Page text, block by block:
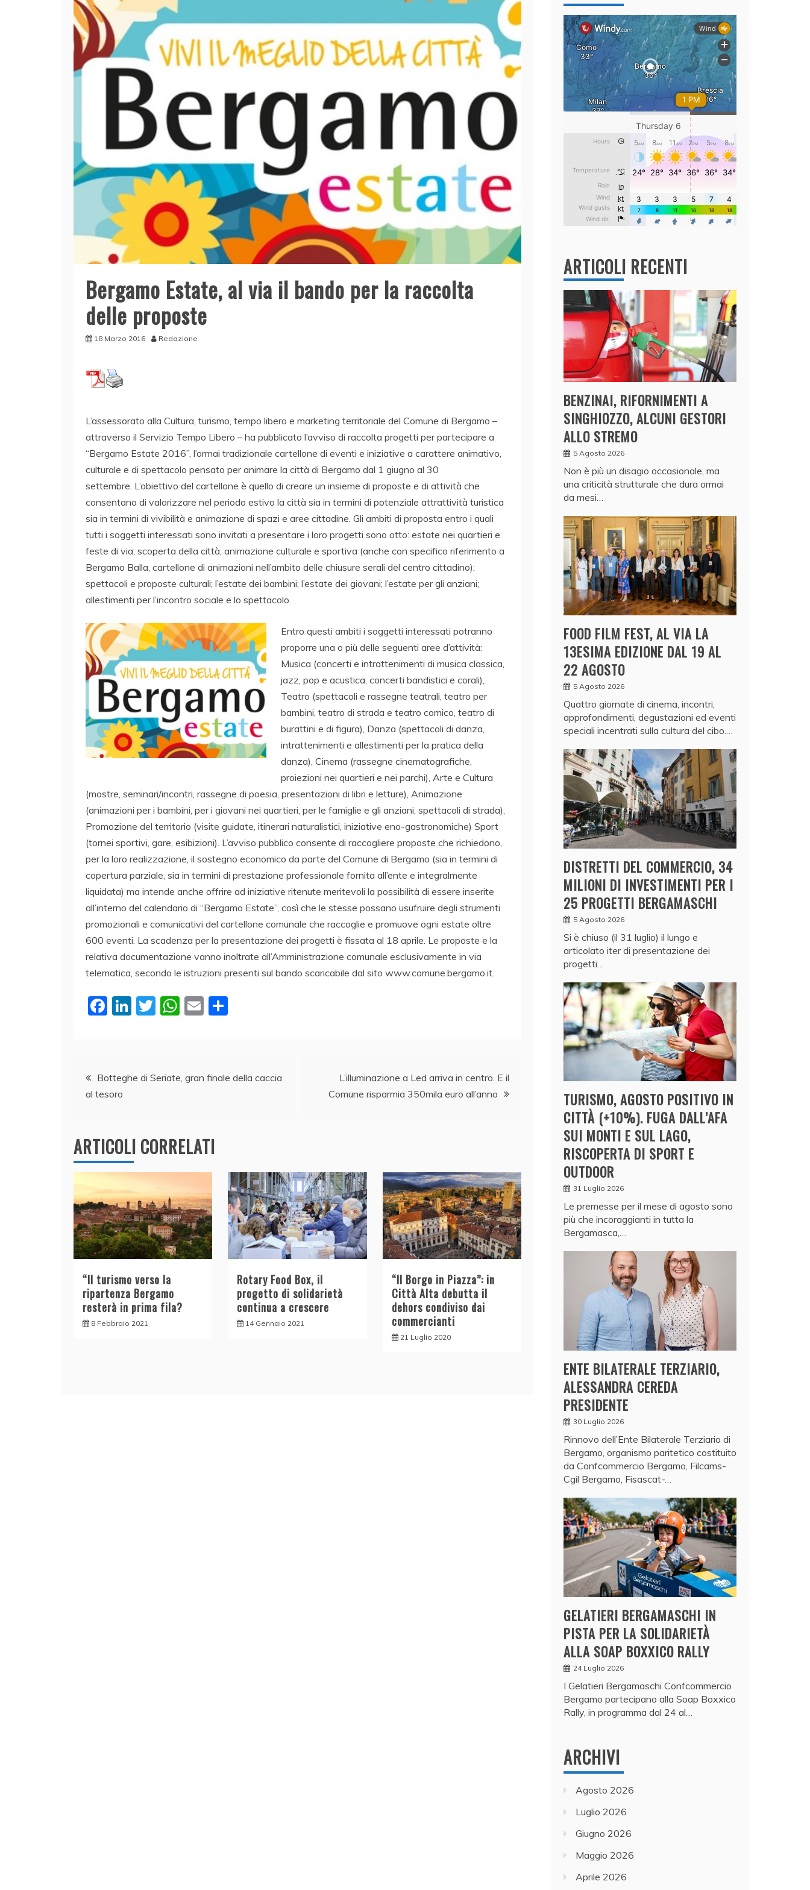
Bergamo Estate, al via il bando per la raccolta
delle proposte
18 Marzo 2016 Redazione
L’assessorato alla Cultura, turismo, tempo libero e marketing territoriale del Comune di Bergamo –
attraverso il Servizio Tempo Libero – ha pubblicato l’avviso di raccolta progetti per partecipare a
“Bergamo Estate 2016”, l’ormai tradizionale cartellone di eventi e iniziative a carattere animativo,
culturale e di spettacolo pensato per animare la città di Bergamo dal 1 giugno al 30
settembre. L’obiettivo del cartellone è quello di creare un insieme di proposte e di attività che
consentano di valorizzare nel periodo estivo la città sia in termini di potenziale attrattività turistica
sia in termini di vivibilità e animazione di spazi e aree cittadine. Gli ambiti di proposta entro i quali
tutti i soggetti interessati sono invitati a presentare i loro progetti sono otto: estate nei quartieri e
feste di via; scoperta della città; animazione culturale e sportiva (anche con specifico riferimento a
Bergamo Balla, cartellone di animazioni nell’ambito delle chiusure serali del centro cittadino);
spettacoli e proposte culturali; l’estate dei bambini; l’estate dei giovani; l’estate per gli anziani;
allestimenti per l’incontro sociale e lo spettacolo.
Entro questi ambiti i soggetti interessati potranno
proporre una o più delle seguenti aree d’attività:
Musica (concerti e intrattenimenti di musica classica,
jazz, pop e acustica, concerti bandistici e corali),
Teatro (spettacoli e rassegne teatrali, teatro per
bambini, teatro di strada e teatro comico, teatro di
burattini e di figura), Danza (spettacoli di danza,
intrattenimenti e allestimenti per la pratica della
danza), Cinema (rassegne cinematografiche,
proiezioni nei quartieri e nei parchi), Arte e Cultura
(mostre, seminari/incontri, rassegne di poesia, presentazioni di libri e letture), Animazione
(animazioni per i bambini, per i giovani nei quartieri, per le famiglie e gli anziani, spettacoli di strada),
Promozione del territorio (visite guidate, itinerari naturalistici, iniziative eno-gastronomiche) Sport
(tornei sportivi, gare, esibizioni). L’avviso pubblico consente di raccogliere proposte che richiedono,
per la loro realizzazione, il sostegno economico da parte del Comune di Bergamo (sia in termini di
copertura parziale, sia in termini di prestazione professionale fornita all’ente e integralmente
liquidata) ma intende anche offrire ad iniziative ritenute meritevoli la possibilità di essere inserite
all’interno del calendario di “Bergamo Estate”, così che le stesse possano usufruire degli strumenti
promozionali e comunicativi del cartellone comunale che raccoglie e promuove ogni estate oltre
600 eventi. La scadenza per la presentazione dei progetti è fissata al 18 aprile. Le proposte e la
relativa documentazione vanno inoltrate all’Amministrazione comunale esclusivamente in via
telematica, secondo le istruzioni presenti sul bando scaricabile dal sito www.comune.bergamo.it.
F
b
o
k
Li
dI
T
W
A
E
vi
Navigazione
articoli
Botteghe di Seriate, gran finale della caccia
al tesoro
L’illuminazione a Led arriva in centro. E il
Comune risparmia 350mila euro all’anno
ARTICOLI CORRELATI
“Il turismo verso la
ripartenza Bergamo
resterà in prima fila?
8 Febbraio 2021
Rotary Food Box, il
progetto di solidarietà
continua a crescere
14 Gennaio 2021
“Il Borgo in Piazza”: in
Città Alta debutta il
dehors condiviso dai
commercianti
21 Luglio 2020
ARTICOLI RECENTI
BENZINAI, RIFORNIMENTI A
SINGHIOZZO, ALCUNI GESTORI
ALLO STREMO
5 Agosto 2026
Non è più un disagio occasionale, ma
una criticità strutturale che dura ormai
da mesi…
FOOD FILM FEST, AL VIA LA
13ESIMA EDIZIONE DAL 19 AL
22 AGOSTO
5 Agosto 2026
Quattro giornate di cinema, incontri,
approfondimenti, degustazioni ed eventi
speciali incentrati sulla cultura del cibo.…
DISTRETTI DEL COMMERCIO, 34
MILIONI DI INVESTIMENTI PER I
25 PROGETTI BERGAMASCHI
5 Agosto 2026
Si è chiuso (il 31 luglio) il lungo e
articolato iter di presentazione dei
progetti…
TURISMO, AGOSTO POSITIVO IN
CITTÀ (+10%). FUGA DALL’AFA
SUI MONTI E SUL LAGO,
RISCOPERTA DI SPORT E
OUTDOOR
31 Luglio 2026
Le premesse per il mese di agosto sono
più che incoraggianti in tutta la
Bergamasca,…
ENTE BILATERALE TERZIARIO,
ALESSANDRA CEREDA
PRESIDENTE
30 Luglio 2026
Rinnovo dell’Ente Bilaterale Terziario di
Bergamo, organismo paritetico costituito
da Confcommercio Bergamo, Filcams-
Cgil Bergamo, Fisascat-…
GELATIERI BERGAMASCHI IN
PISTA PER LA SOLIDARIETÀ
ALLA SOAP BOXXICO RALLY
24 Luglio 2026
I Gelatieri Bergamaschi Confcommercio
Bergamo partecipano alla Soap Boxxico
Rally, in programma dal 24 al…
ARCHIVI
Agosto 2026
Luglio 2026
Giugno 2026
Maggio 2026
Aprile 2026